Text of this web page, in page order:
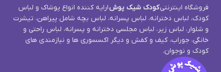
فروشگاه اینترنتیکودک شیک پوشارایه کننده انواع پوشاک و لباس
کودک، لباس دخترانه، لباس پسرانه، لباس بچه شامل پیراهن، تیشرت
و شلوار، لباس زیر، لباس مجلسی دخترانه و پسرانه، لباس راحتی و
خانگی، جوراب، کیف و کفش و دیگر اکسسوری ها و نیازمندی های
کودک و نوجوان.